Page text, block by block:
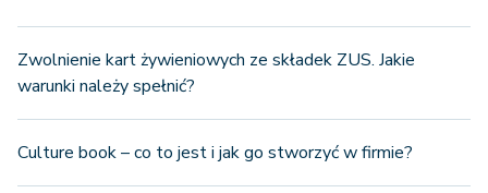
Zwolnienie kart żywieniowych ze składek ZUS. Jakie
warunki należy spełnić?
Culture book – co to jest i jak go stworzyć w firmie?